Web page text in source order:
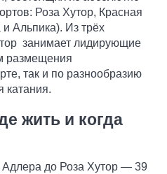
Роза Хутор, Красная
Альпика). Из трёх
занимает лидирующие
размещения
так и по разнообразию
катания.
жить и когда
Адлера до Роза Хутор — 39